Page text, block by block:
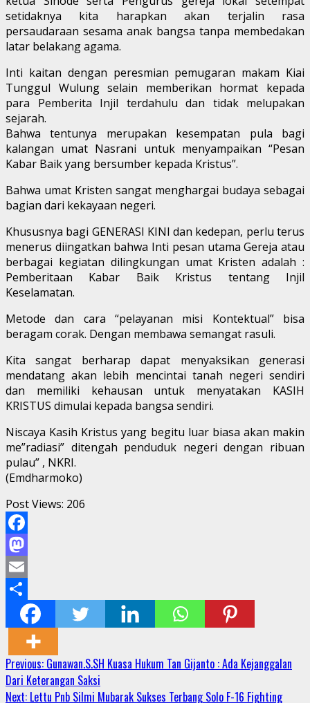
setidaknya kita harapkan akan terjalin rasa
persaudaraan sesama anak bangsa tanpa membedakan
latar belakang agama.
Inti kaitan dengan peresmian pemugaran makam Kiai
Tunggul Wulung selain memberikan hormat kepada
para Pemberita Injil terdahulu dan tidak melupakan
sejarah.
Bahwa tentunya merupakan kesempatan pula bagi
kalangan umat Nasrani untuk menyampaikan “Pesan
Kabar Baik yang bersumber kepada Kristus”.
Bahwa umat Kristen sangat menghargai budaya sebagai
bagian dari kekayaan negeri.
Khususnya bagi GENERASI KINI dan kedepan, perlu terus
menerus diingatkan bahwa Inti pesan utama Gereja atau
berbagai kegiatan dilingkungan umat Kristen adalah :
Pemberitaan Kabar Baik Kristus tentang Injil
Keselamatan.
Metode dan cara “pelayanan misi Kontektual” bisa
beragam corak. Dengan membawa semangat rasuli.
Kita sangat berharap dapat menyaksikan generasi
mendatang akan lebih mencintai tanah negeri sendiri
dan memiliki kehausan untuk menyatakan KASIH
KRISTUS dimulai kepada bangsa sendiri.
Niscaya Kasih Kristus yang begitu luar biasa akan makin
me”radiasi” ditengah penduduk negeri dengan ribuan
pulau” , NKRI.
(Emdharmoko)
Post Views: 206
Facebook
Mastodon
Email
Share
Continue
Reading
Previous: Gunawan.S.SH Kuasa Hukum Tan Gijanto : Ada Kejanggalan
Dari Keterangan Saksi
Next: Lettu Pnb Silmi Mubarak Sukses Terbang Solo F-16 Fighting